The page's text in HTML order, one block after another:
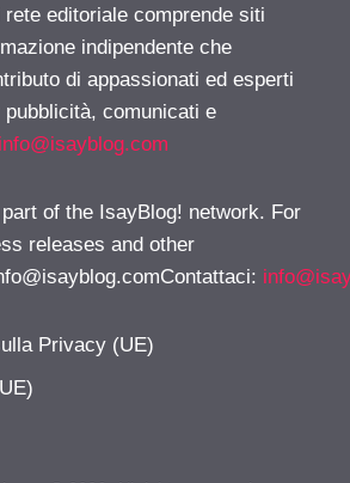
editoriale comprende siti
indipendente che
di appassionati ed esperti
comunicati e
info@isayblog.com
of the IsayBlog! network. For
releases and other
:
Privacy (UE)